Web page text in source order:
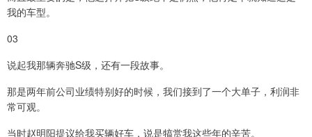
我的车型。
03
说起我那辆奔驰S级，还有一段故事。
那是两年前公司业绩特别好的时候，我们接到了一个大单子，利润非
常可观。
当时赵明阳提议给我买辆好车，说是犒赏我这些年的辛苦。